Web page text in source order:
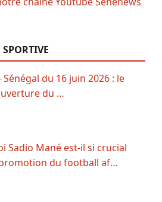
SPORTIVE
Sénégal du 16 juin 2026 : le
du …
Sadio Mané est-il si crucial
du football af…